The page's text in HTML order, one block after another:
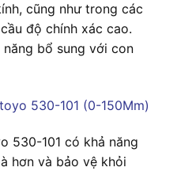
cũng như trong các
độ chính xác cao.
bổ sung với con
530-101 có khả năng
hơn và bảo vệ khỏi